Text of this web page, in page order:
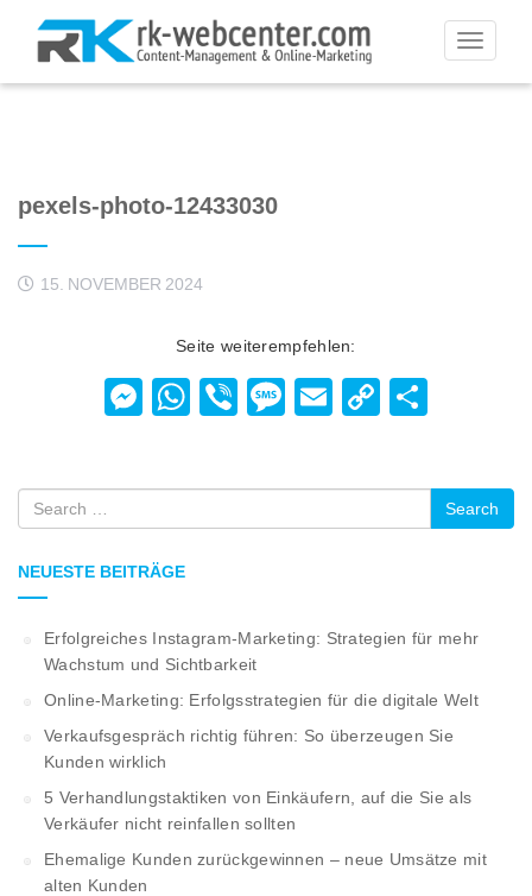
Toggle
pexels-photo-12433030
15. NOVEMBER 2024
Seite weiterempfehlen:
Messenger
WhatsApp
ViberMessage
EmailCopy
Search
NEUESTE BEITRÄGE
Erfolgreiches Instagram-Marketing: Strategien für mehr
Wachstum und Sichtbarkeit
Online-Marketing: Erfolgsstrategien für die digitale Welt
Verkaufsgespräch richtig führen: So überzeugen Sie
Kunden wirklich
5 Verhandlungstaktiken von Einkäufern, auf die Sie als
Verkäufer nicht reinfallen sollten
Ehemalige Kunden zurückgewinnen – neue Umsätze mit
alten Kunden